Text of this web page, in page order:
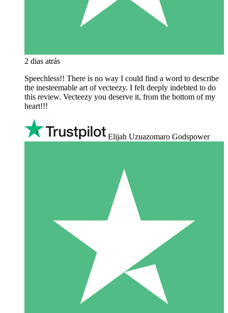
2 dias atrás
Speechless!! There is no way I could find a word to describe
the inesteemable art of vecteezy. I felt deeply indebted to do
this review. Vecteezy you deserve it, from the bottom of my
heart!!!
Elijah Uzuazomaro Godspower